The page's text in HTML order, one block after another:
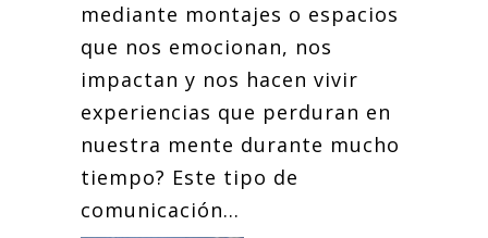
mediante montajes o espacios
que nos emocionan, nos
impactan y nos hacen vivir
experiencias que perduran en
nuestra mente durante mucho
tiempo? Este tipo de
comunicación...